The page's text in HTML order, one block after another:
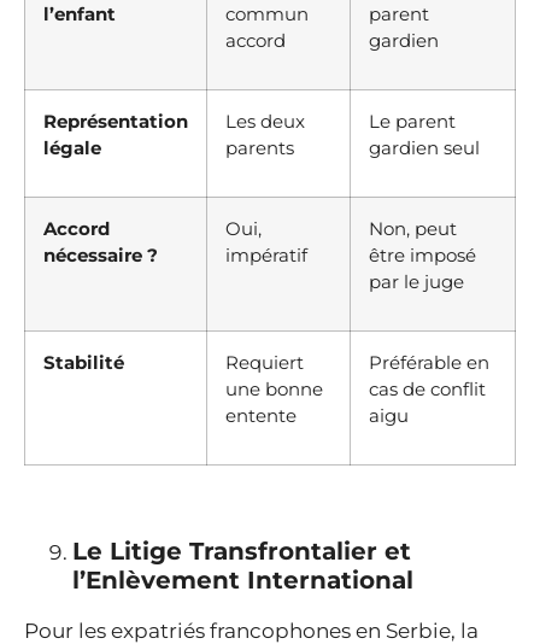
l’enfant
commun
accord
parent
gardien
Représentation
légale
Les deux
parents
Le parent
gardien seul
Accord
nécessaire ?
Oui,
impératif
Non, peut
être imposé
par le juge
Stabilité
Requiert
une bonne
entente
Préférable en
cas de conflit
aigu
Le Litige Transfrontalier et
l’Enlèvement International
Pour les expatriés francophones en Serbie, la